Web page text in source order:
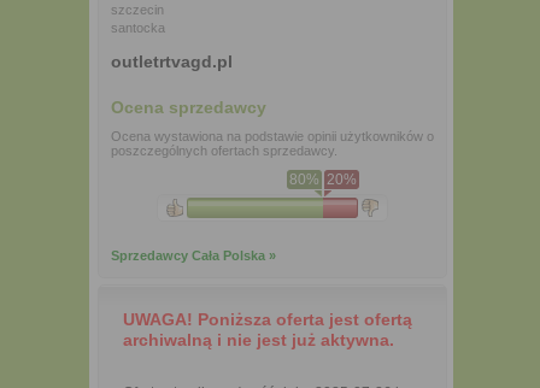
szczecin
santocka
outletrtvagd.pl
Ocena sprzedawcy
Ocena wystawiona na podstawie opinii użytkowników o
poszczególnych ofertach sprzedawcy.
80% 20%
Sprzedawcy Cała Polska »
UWAGA! Poniższa oferta jest ofertą
archiwalną i nie jest już aktywna.